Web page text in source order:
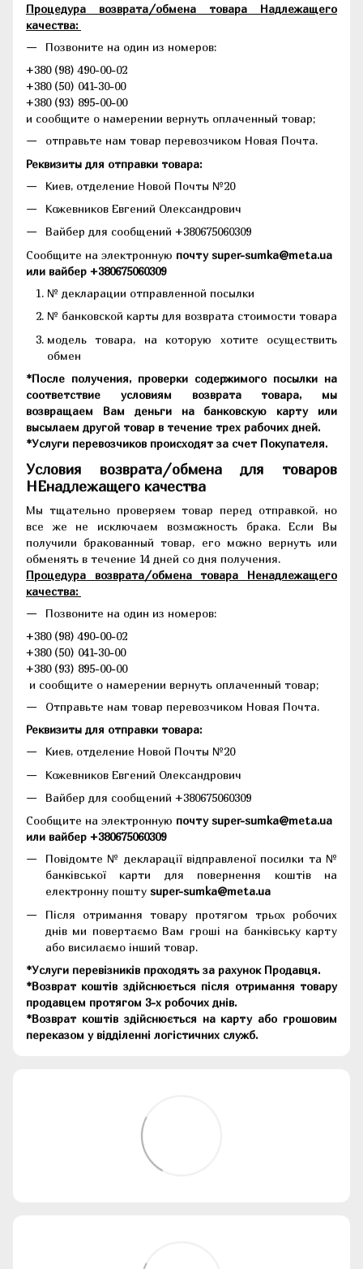
Процедура возврата/обмена товара Надлежащего
качества:
Позвоните на один из номеров:
+380 (98) 490-00-02
+380 (50) 041-30-00
+380 (93) 895-00-00
и сообщите о намерении вернуть оплаченный товар;
отправьте нам товар перевозчиком Новая Почта.
Реквизиты для отправки товара:
Киев, отделение Новой Почты №20
Кожевников Евгений Олександрович
Вайбер для сообщений +380675060309
Сообщите на электронную почту super-sumka@meta.ua
или вайбер +380675060309
№ декларации отправленной посылки
№ банковской карты для возврата стоимости товара
модель товара, на которую хотите осуществить
обмен
*После получения, проверки содержимого посылки на
соответствие условиям возврата товара, мы
возвращаем Вам деньги на банковскую карту или
высылаем другой товар в течение трех рабочих дней.
*Услуги перевозчиков происходят за счет Покупателя.
Условия возврата/обмена для товаров
НЕнадлежащего качества
Мы тщательно проверяем товар перед отправкой, но
все же не исключаем возможность брака. Если Вы
получили бракованный товар, его можно вернуть или
обменять в течение 14 дней со дня получения.
Процедура возврата/обмена товара Ненадлежащего
качества:
Позвоните на один из номеров:
+380 (98) 490-00-02
+380 (50) 041-30-00
+380 (93) 895-00-00
и сообщите о намерении вернуть оплаченный товар;
Отправьте нам товар перевозчиком Новая Почта.
Реквизиты для отправки товара:
Киев, отделение Новой Почты №20
Кожевников Евгений Олександрович
Вайбер для сообщений +380675060309
Сообщите на электронную почту super-sumka@meta.ua
или вайбер +380675060309
Повідомте № декларації відправленої посилки та №
банківської карти для повернення коштів на
електронну пошту super-sumka@meta.ua
Після отримання товару протягом трьох робочих
днів ми повертаємо Вам гроші на банківську карту
або висилаємо інший товар.
*Услуги перевізників проходять за рахунок Продавця.
*Возврат коштів здійснюється після отримання товару
продавцем протягом 3-х робочих днів.
*Возврат коштів здійснюється на карту або грошовим
переказом у відділенні логістичних служб.